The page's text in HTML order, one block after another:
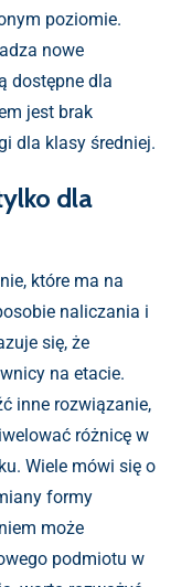
poziomie.
nowe
dostępne dla
jest brak
dla klasy średniej.
dla
które ma na
naliczania i
się, że
na etacie.
inne rozwiązanie,
różnicę w
Wiele mówi się o
formy
może
podmiotu w